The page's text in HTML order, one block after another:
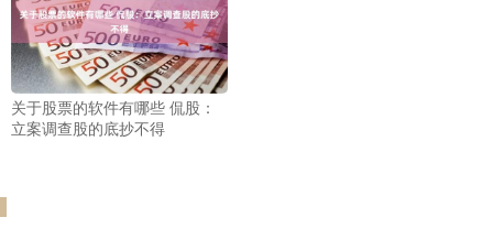
关于股票的软件有哪些 侃股：
立案调查股的底抄不得